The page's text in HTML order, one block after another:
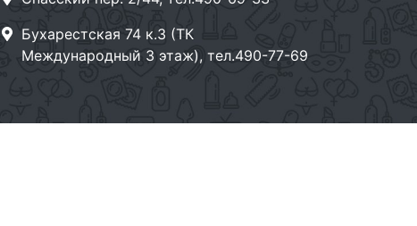
Бухарестская 74 к.3 (ТК
Международный 3 этаж), тел.490-77-69